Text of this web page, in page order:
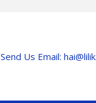
Send Us Email: